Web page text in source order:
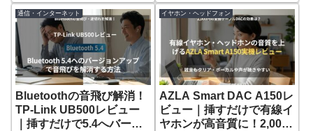
通信・インターネット
Bluetoothの音飛び解消！
TP-Link UB500レビュー
｜挿すだけで5.4へバージ
イヤホン・ヘッドフォン
AZLA Smart DAC A150レ
ビュー｜挿すだけで有線イ
ヤホンが高音質に！2,000